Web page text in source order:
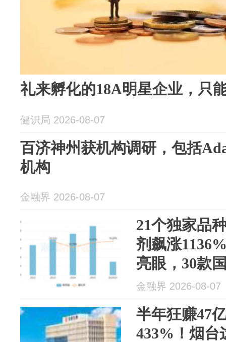
礼来孵化的18A明星企业，只
健识局 2026-08-07
百济神州获机构调研，包括
机构
金融界 2026-08-07
21个独家品
剂飙涨
亮眼，30款
金融界 2026-08-07
半年狂赚47
433%！烟台